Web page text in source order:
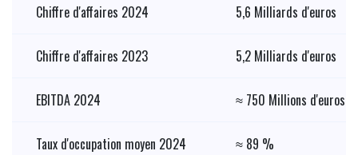
Chiffre d'affaires 2024
5,6 Milliards d'euros
Chiffre d'affaires 2023 5,2 Milliards d'euros
EBITDA 2024 ≈ 750 Millions d'euros
Taux d'occupation moyen 2024 ≈ 89 %